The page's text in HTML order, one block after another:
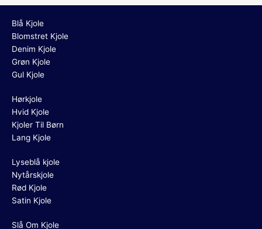
Blå Kjole
Blomstret Kjole
Denim Kjole
Grøn Kjole
Gul Kjole
Hørkjole
Hvid Kjole
Kjoler Til Børn
Lang Kjole
Lyseblå kjole
Nytårskjole
Rød Kjole
Satin Kjole
Slå Om Kjole